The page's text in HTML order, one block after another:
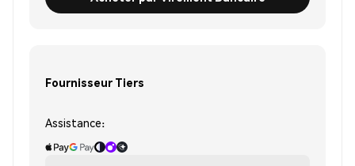
Fournisseur Tiers
Assistance: